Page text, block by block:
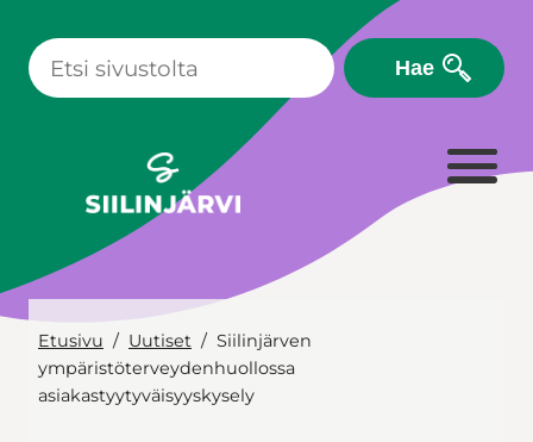
sisältöön
Hae
Etusivu Uutiset
Siilinjärven
ympäristöterveydenhuollossa
asiakastyytyväisyyskysely